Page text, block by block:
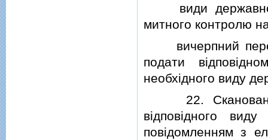
види
митного контролю
вичерпний
подати
необхiдного виду
22. Сканованi
вiдповiдного
повiдомленням з